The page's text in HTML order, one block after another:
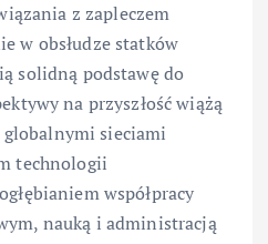
z zapleczem
w obsłudze statków
solidną podstawę do
na przyszłość wiążą
sieciami
technologii
współpracy
nauką i administracją